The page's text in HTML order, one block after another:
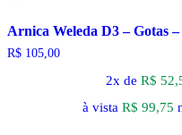
Arnica Weleda D3 – Gotas
R$ 105,00
2x de R$
à vista R$ 99,75